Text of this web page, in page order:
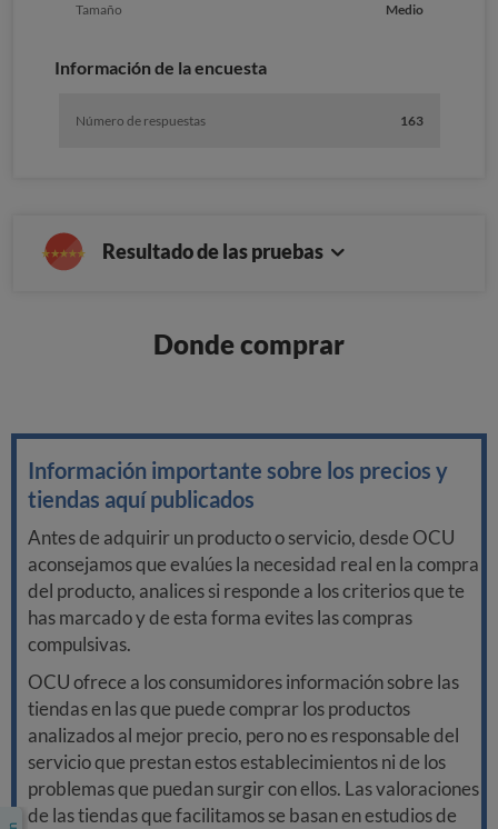
Tamaño Medio
Información de la encuesta
Número de respuestas 163
Resultado de las pruebas
Donde comprar
Información importante sobre los precios y
tiendas aquí publicados
Antes de adquirir un producto o servicio, desde OCU
aconsejamos que evalúes la necesidad real en la compra
del producto, analices si responde a los criterios que te
has marcado y de esta forma evites las compras
compulsivas.
OCU ofrece a los consumidores información sobre las
tiendas en las que puede comprar los productos
analizados al mejor precio, pero no es responsable del
servicio que prestan estos establecimientos ni de los
problemas que puedan surgir con ellos. Las valoraciones
de las tiendas que facilitamos se basan en estudios de